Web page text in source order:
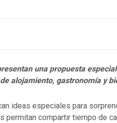
una propuesta
alojamiento, gastronomía y
ideas especiales para
permitan compartir tiempo de